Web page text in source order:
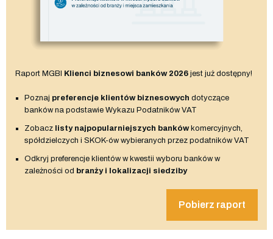
Raport MGBI Klienci biznesowi banków 2026 jest już dostępny!
Poznaj preferencje klientów biznesowych dotyczące
banków na podstawie Wykazu Podatników VAT
Zobacz listy najpopularniejszych bankówkomercyjnych,
spółdzielczych i SKOK-ów wybieranych przez podatników VAT
Odkryj preferencje klientów w kwestii wyboru banków w
zależności od branży i lokalizacji siedziby
Pobierz raport